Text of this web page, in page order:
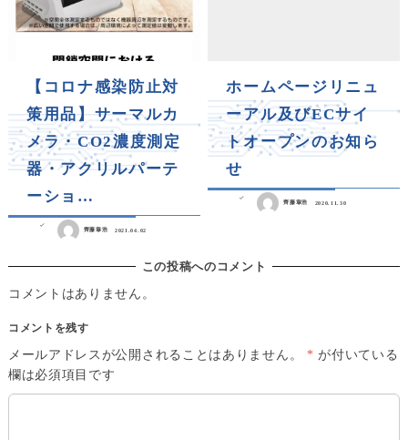
【コロナ感染防止対
策用品】サーマルカ
メラ・CO2濃度測定
器・アクリルパーテ
ーショ…
齊藤章浩 2021.04.02
ホームページリニュ
ーアル及びECサイ
トオープンのお知ら
せ
齊藤章浩 2020.11.30
この投稿へのコメント
コメントはありません。
コメントを残す
メールアドレスが公開されることはありません。 * が付いている
欄は必須項目です